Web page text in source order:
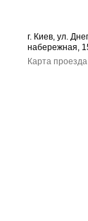
г. Киев, ул.
набережная,
Карта проезда